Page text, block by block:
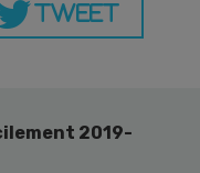
Tweet
2019-